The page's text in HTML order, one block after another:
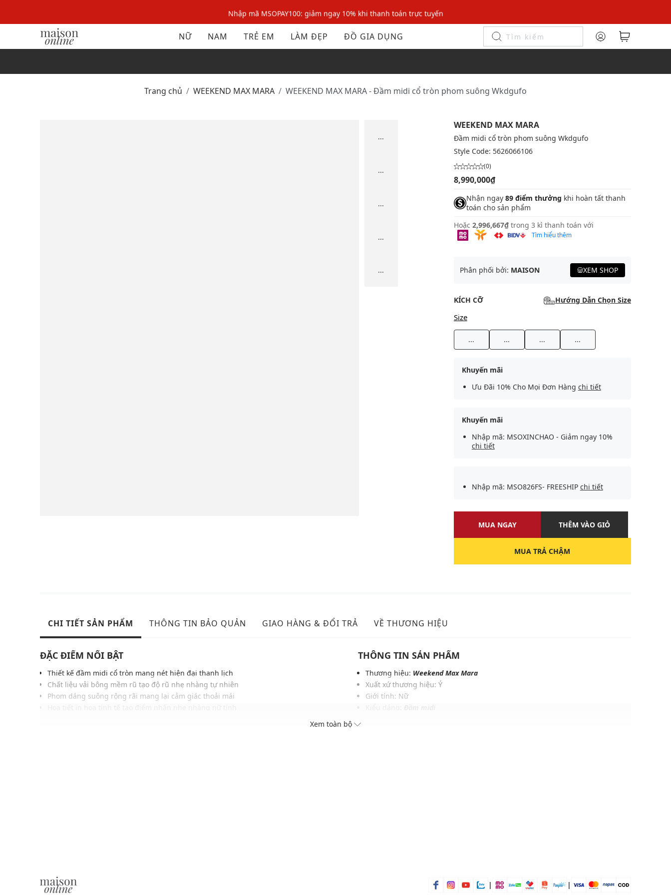
Nhập mã MSOPAY100: giảm ngay 10% khi thanh toán trực tuyến
Nhập mã: MSOXINCHAO - Giảm 10% đơn đầu cho thành viên mới!
Nhập mã MSOPAY100: giảm ngay 10% khi thanh toán trực tuyến
NỮ NAM TRẺ EM LÀM ĐẸP ĐỒ GIA DỤNG
Trang chủ WEEKEND MAX MARA WEEKEND MAX MARA - Đầm midi cổ tròn phom suông Wkdgufo
...
...
...
...
...
WEEKEND MAX MARA
Đầm midi cổ tròn phom suông Wkdgufo
Style Code: 5626066106
(0)
8,990,000₫
Nhận ngay 89 điểm thưởng khi hoàn tất thanh
toán cho sản phẩm
Hoặc 2,996,667₫ trong 3 kì thanh toán với
Tìm hiểu thêm
Phân phối bởi: MAISON XEM SHOP
KÍCH CỠ Hướng Dẫn Chọn Size
Size
... ... ... ...
Khuyến mãi
Ưu Đãi 10% Cho Mọi Đơn Hàng chi tiết
Khuyến mãi
Nhập mã: MSOXINCHAO - Giảm ngay 10%
chi tiết
Nhập mã: MSO826FS- FREESHIP chi tiết
MUA NGAY THÊM VÀO GIỎ
MUA TRẢ CHẬM
CHI TIẾT SẢN PHẨM THÔNG TIN BẢO QUẢN GIAO HÀNG & ĐỔI TRẢ VỀ THƯƠNG HIỆU
ĐẶC ĐIỂM NỔI BẬT
Thiết kế đầm midi cổ tròn mang nét hiện đại thanh lịch
Chất liệu vải bông mềm rũ tạo độ rũ nhẹ nhàng tự nhiên
Phom dáng suông rộng rãi mang lại cảm giác thoải mái
THÔNG TIN SẢN PHẨM
Thương hiệu: Weekend Max Mara
Xuất xứ thương hiệu: Ý
Giới tính: Nữ
Xem toàn bộ
| |